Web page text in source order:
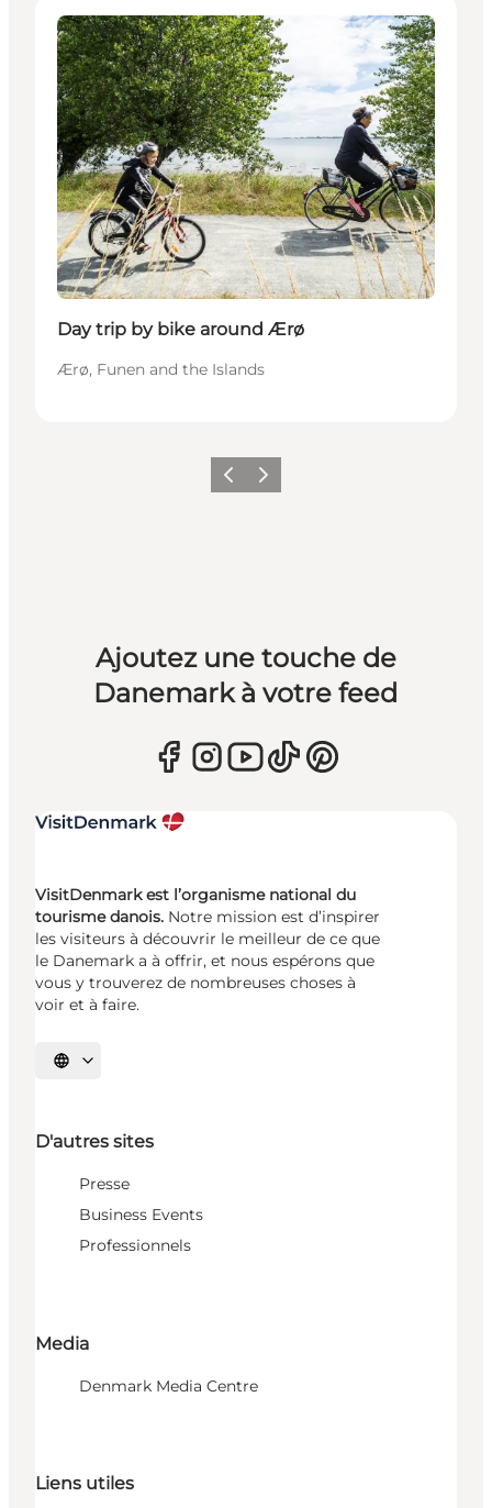
Activities
Day trip by bike around Ærø
Ærø, Funen and the Islands
PrécédentSuivant
Ajoutez une touche de
Danemark à votre feed
VisitDenmark est l’organisme national du
tourisme danois. Notre mission est d’inspirer
les visiteurs à découvrir le meilleur de ce que
le Danemark a à offrir, et nous espérons que
vous y trouverez de nombreuses choses à
voir et à faire.
Choisissez la langue
D'autres sites
Presse
Business Events
Professionnels
Media
Denmark Media Centre
Liens utiles